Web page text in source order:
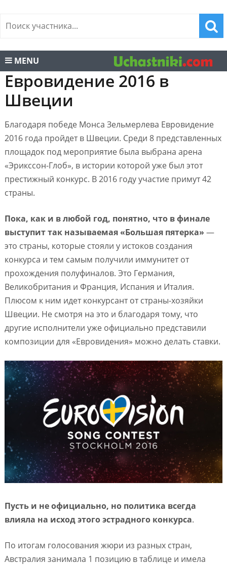
MENU
Евровидение 2016 в
Швеции
Благодаря победе Монса Зельмерлева Евровидение
2016 года пройдет в Швеции. Среди 8 представленных
площадок под мероприятие была выбрана арена
«Эрикссон-Глоб», в истории которой уже был этот
престижный конкурс. В 2016 году участие примут 42
страны.
Пока, как и в любой год, понятно, что в финале
выступит так называемая «Большая пятерка» —
это страны, которые стояли у истоков создания
конкурса и тем самым получили иммунитет от
прохождения полуфиналов. Это Германия,
Великобритания и Франция, Испания и Италия.
Плюсом к ним идет конкурсант от страны-хозяйки
Швеции. Не смотря на это и благодаря тому, что
другие исполнители уже официально представили
композиции для «Евровидения» можно делать ставки.
Пусть и не официально, но политика всегда
влияла на исход этого эстрадного конкурса.
По итогам голосования жюри из разных стран,
Австралия занимала 1 позицию в таблице и имела